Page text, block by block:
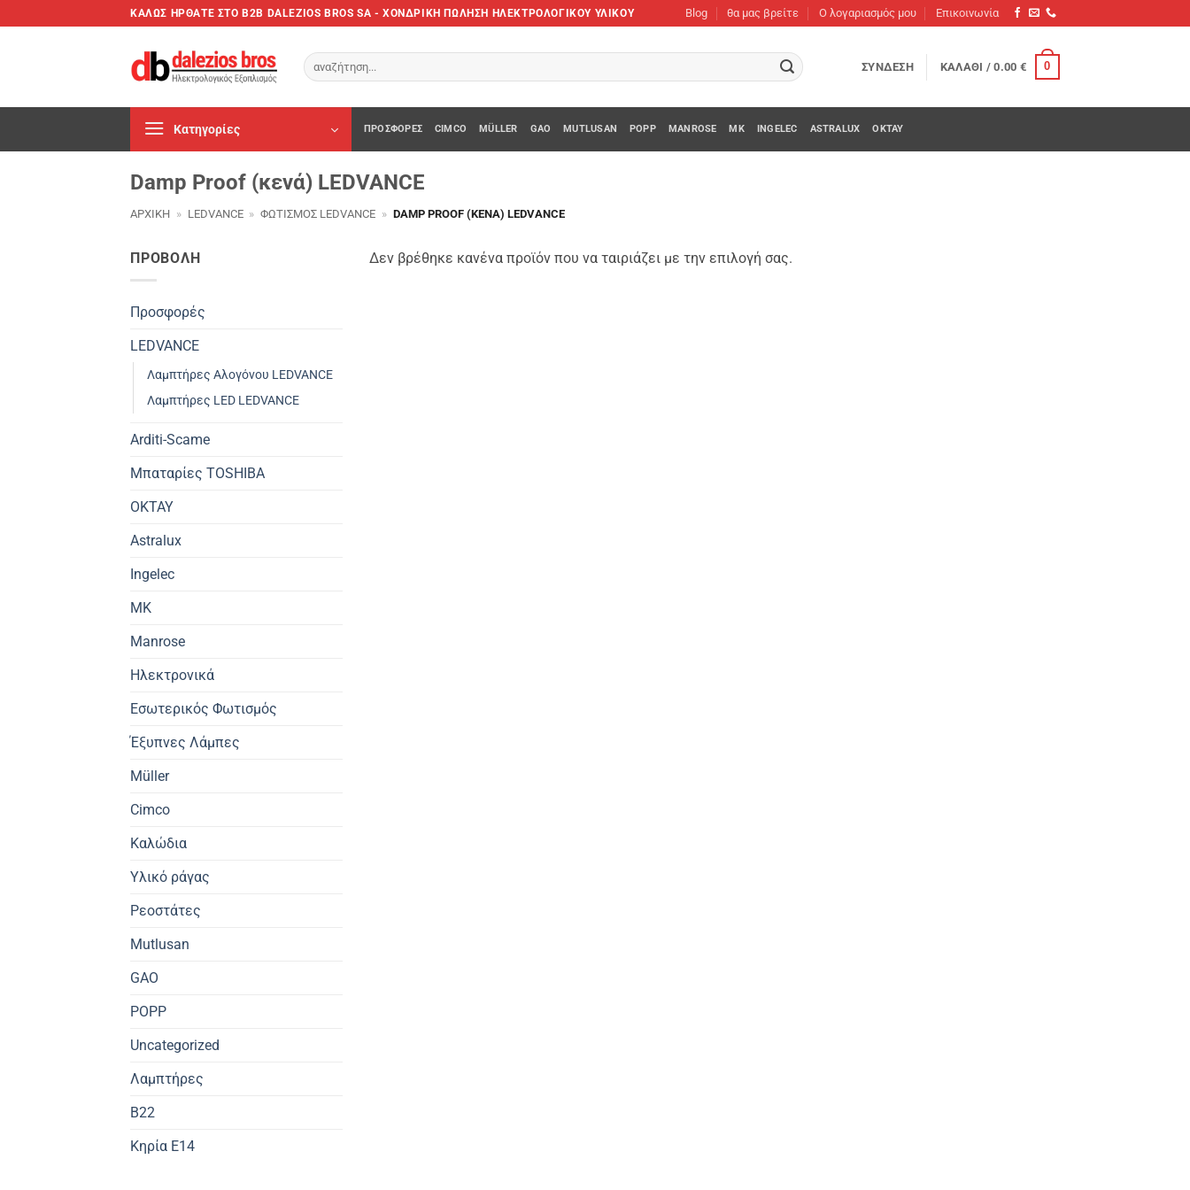
στο
ΚΑΛΩΣ ΗΡΘΑΤΕ ΣTO B2B DALEZIOS BROS SA - XΟΝΔΡΙΚΗ ΠΩΛΗΣΗ ΗΛΕΚΤΡΟΛΟΓΙΚΟΥ ΥΛΙΚΟΥ Blog θα μας βρείτε O λογαριασμός μου Επικοινωνία
Αναζήτηση
για:
ΣΎΝΔΕΣΗ ΚΑΛΆΘΙ /0.00 € 0
Κατηγορίες ΠΡΟΣΦΟΡΈΣ CIMCO MÜLLER GAO MUTLUSAN POPP MANROSE MK INGELEC ASTRALUX OKTAY
Damp Proof (κενά) LEDVANCE
ΑΡΧΙΚΉ » LEDVANCE » ΦΩΤΙΣΜΌΣ LEDVANCE » DAMP PROOF (ΚΕΝΆ) LEDVANCE
ΠΡΟΒΟΛΗ
Προσφορές
LEDVANCE
Λαμπτήρες Αλογόνου LEDVANCE
Λαμπτήρες LED LEDVANCE
Arditi-Scame
Μπαταρίες TOSHIBA
OKTAY
Astralux
Ingelec
MK
Manrose
Ηλεκτρονικά
Εσωτερικός Φωτισμός
Έξυπνες Λάμπες
Müller
Cimco
Καλώδια
Υλικό ράγας
Ρεοστάτες
Mutlusan
GAO
POPP
Uncategorized
Λαμπτήρες
B22
Κηρία E14
Δεν βρέθηκε κανένα προϊόν που να ταιριάζει με την επιλογή σας.